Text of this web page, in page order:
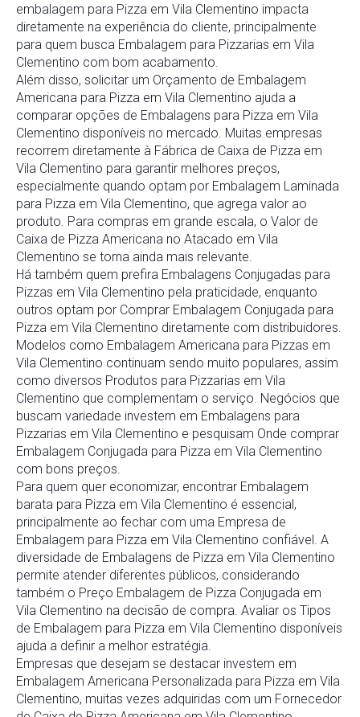
embalagem para Pizza em Vila Clementino impacta
diretamente na experiência do cliente, principalmente
para quem busca Embalagem para Pizzarias em Vila
Clementino com bom acabamento.
Além disso, solicitar um Orçamento de Embalagem
Americana para Pizza em Vila Clementino ajuda a
comparar opções de Embalagens para Pizza em Vila
Clementino disponíveis no mercado. Muitas empresas
recorrem diretamente à Fábrica de Caixa de Pizza em
Vila Clementino para garantir melhores preços,
especialmente quando optam por Embalagem Laminada
para Pizza em Vila Clementino, que agrega valor ao
produto. Para compras em grande escala, o Valor de
Caixa de Pizza Americana no Atacado em Vila
Clementino se torna ainda mais relevante.
Há também quem prefira Embalagens Conjugadas para
Pizzas em Vila Clementino pela praticidade, enquanto
outros optam por Comprar Embalagem Conjugada para
Pizza em Vila Clementino diretamente com distribuidores.
Modelos como Embalagem Americana para Pizzas em
Vila Clementino continuam sendo muito populares, assim
como diversos Produtos para Pizzarias em Vila
Clementino que complementam o serviço. Negócios que
buscam variedade investem em Embalagens para
Pizzarias em Vila Clementino e pesquisam Onde comprar
Embalagem Conjugada para Pizza em Vila Clementino
com bons preços.
Para quem quer economizar, encontrar Embalagem
barata para Pizza em Vila Clementino é essencial,
principalmente ao fechar com uma Empresa de
Embalagem para Pizza em Vila Clementino confiável. A
diversidade de Embalagens de Pizza em Vila Clementino
permite atender diferentes públicos, considerando
também o Preço Embalagem de Pizza Conjugada em
Vila Clementino na decisão de compra. Avaliar os Tipos
de Embalagem para Pizza em Vila Clementino disponíveis
ajuda a definir a melhor estratégia.
Empresas que desejam se destacar investem em
Embalagem Americana Personalizada para Pizza em Vila
Clementino, muitas vezes adquiridas com um Fornecedor